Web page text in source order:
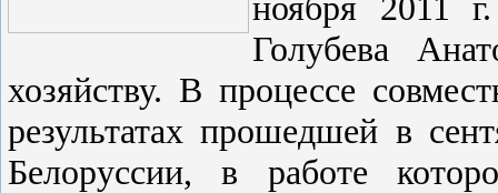
Голубева
хозяйству. В процессе
результатах прошедшей в
Белоруссии, в работе